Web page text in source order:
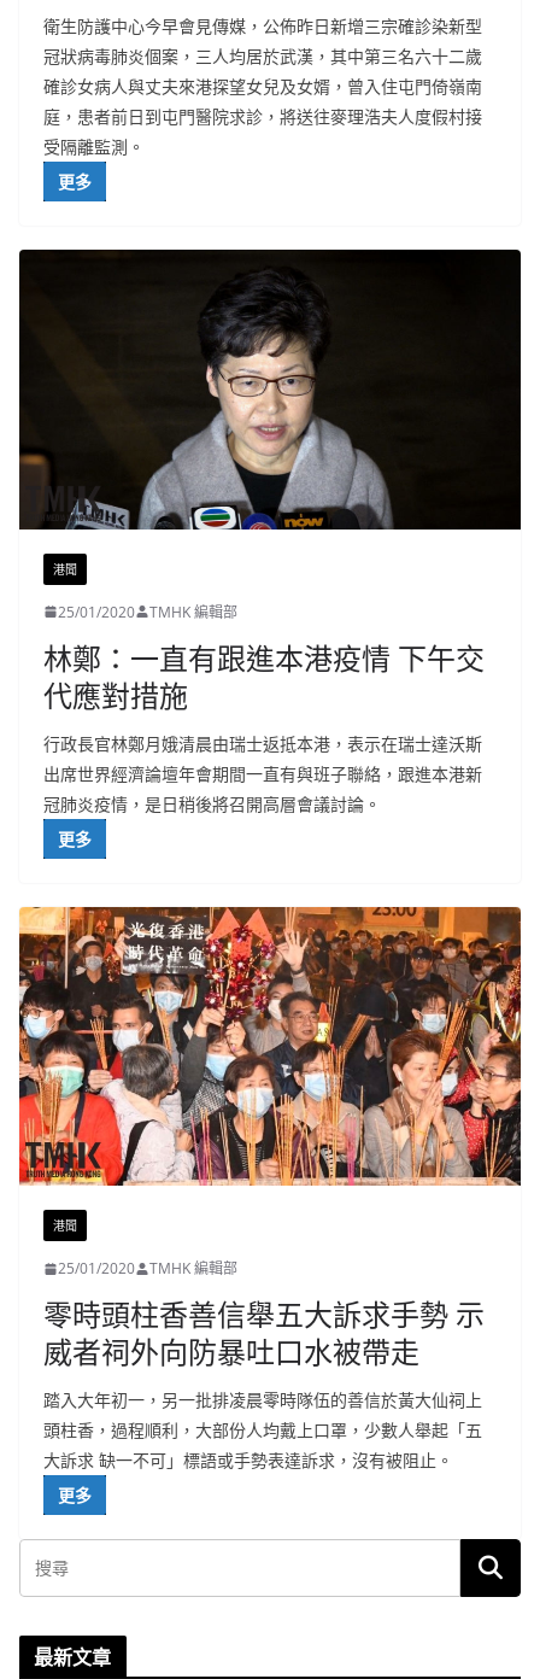
衛生防護中心今早會見傳媒，公佈昨日新增三宗確診染新型
冠狀病毒肺炎個案，三人均居於武漢，其中第三名六十二歲
確診女病人與丈夫來港探望女兒及女婿，曾入住屯門倚嶺南
庭，患者前日到屯門醫院求診，將送往麥理浩夫人度假村接
受隔離監測。
更多
港聞
25/01/2020 TMHK 編輯部
林鄭：一直有跟進本港疫情 下午交
代應對措施
行政長官林鄭月娥清晨由瑞士返抵本港，表示在瑞士達沃斯
出席世界經濟論壇年會期間一直有與班子聯絡，跟進本港新
冠肺炎疫情，是日稍後將召開高層會議討論。
更多
港聞
25/01/2020 TMHK 編輯部
零時頭柱香善信舉五大訴求手勢 示
威者祠外向防暴吐口水被帶走
踏入大年初一，另一批排凌晨零時隊伍的善信於黃大仙祠上
頭柱香，過程順利，大部份人均戴上口罩，少數人舉起「五
大訴求 缺一不可」標語或手勢表達訴求，沒有被阻止。
更多
最新文章